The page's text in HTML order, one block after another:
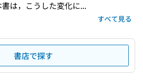
は，こうした変化に...
すべて見る
書店で探す